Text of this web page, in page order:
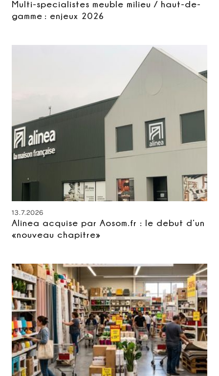
Multi-specialistes meuble milieu / haut-de-
gamme : enjeux 2026
13.7.2026
Alinea acquise par Aosom.fr : le debut d’un
«nouveau chapitre»